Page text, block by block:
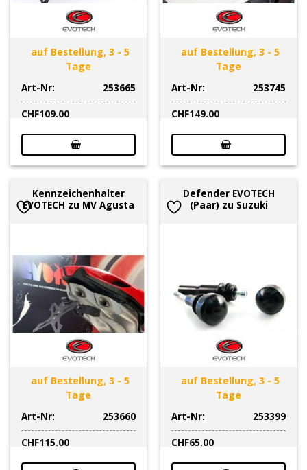
auf Bestellung, 3 - 5
Tage
Art-Nr:
253665
CHF109.00
auf Bestellung, 3 - 5
Tage
Art-Nr:
253745
CHF149.00
Kennzeichenhalter
EVOTECH zu MV Agusta
auf Bestellung, 3 - 5
Tage
Art-Nr:
253660
CHF115.00
Defender EVOTECH
(Paar) zu Suzuki
auf Bestellung, 3 - 5
Tage
Art-Nr:
253399
CHF65.00